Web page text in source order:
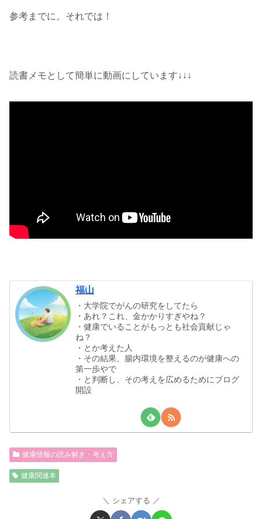
参考までに。それでは！
読書メモとして簡単に動画にしています↓↓↓
福山
・大学院でがんの研究をしてたら
・あれ？これ、金かかりすぎやね？
・健康でいることがもっとも社会貢献じゃ
ね？
・とか考えた人
・その結果、腸内環境を整えるのが健康への
第一歩やで
・と判断し、その考えを広めるためにブログ
開設
健康情報の読み解き・考え方
健康関連本
シェアする